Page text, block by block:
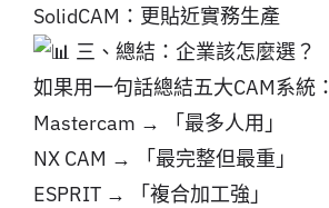
SolidCAM：更貼近實務生產
三、總結：企業該怎麼選？
如果用一句話總結五大CAM系統：
Mastercam → 「最多人用」
NX CAM → 「最完整但最重」
ESPRIT → 「複合加工強」